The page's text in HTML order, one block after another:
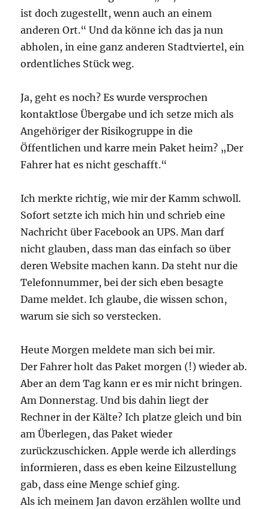
ist doch zugestellt, wenn auch an einem
anderen Ort.“ Und da könne ich das ja nun
abholen, in eine ganz anderen Stadtviertel, ein
ordentliches Stück weg.
Ja, geht es noch? Es wurde versprochen
kontaktlose Übergabe und ich setze mich als
Angehöriger der Risikogruppe in die
Öffentlichen und karre mein Paket heim? „Der
Fahrer hat es nicht geschafft.“
Ich merkte richtig, wie mir der Kamm schwoll.
Sofort setzte ich mich hin und schrieb eine
Nachricht über Facebook an UPS. Man darf
nicht glauben, dass man das einfach so über
deren Website machen kann. Da steht nur die
Telefonnummer, bei der sich eben besagte
Dame meldet. Ich glaube, die wissen schon,
warum sie sich so verstecken.
Heute Morgen meldete man sich bei mir.
Der Fahrer holt das Paket morgen (!) wieder ab.
Aber an dem Tag kann er es mir nicht bringen.
Am Donnerstag. Und bis dahin liegt der
Rechner in der Kälte? Ich platze gleich und bin
am Überlegen, das Paket wieder
zurückzuschicken. Apple werde ich allerdings
informieren, dass es eben keine Eilzustellung
gab, dass eine Menge schief ging.
Als ich meinem Jan davon erzählen wollte und